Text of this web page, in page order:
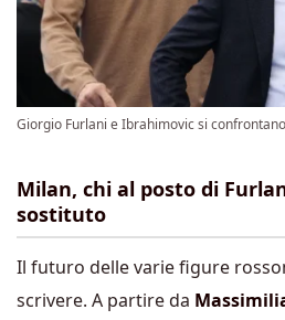
Giorgio Furlani e Ibrahimovic si
Milan, chi al posto di
sostituto
Il futuro delle varie figure
scrivere. A partire da